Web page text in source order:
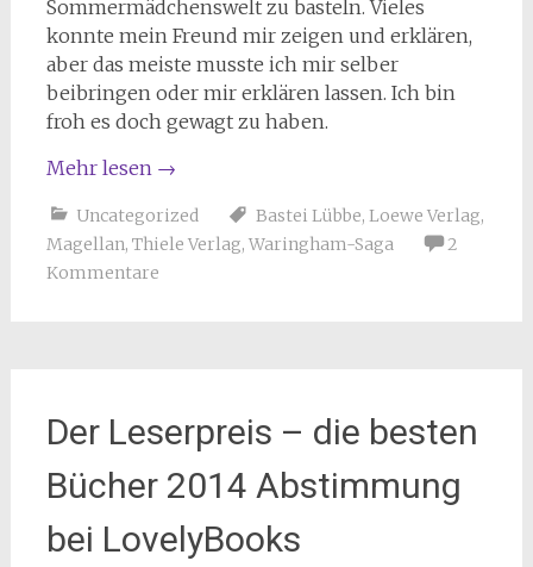
Sommermädchenswelt zu basteln. Vieles
konnte mein Freund mir zeigen und erklären,
aber das meiste musste ich mir selber
beibringen oder mir erklären lassen. Ich bin
froh es doch gewagt zu haben.
Mehr lesen →
Uncategorized Bastei Lübbe, Loewe Verlag,
Magellan, Thiele Verlag, Waringham-Saga
2
Kommentare
Der Leserpreis – die besten
Bücher 2014 Abstimmung
bei LovelyBooks